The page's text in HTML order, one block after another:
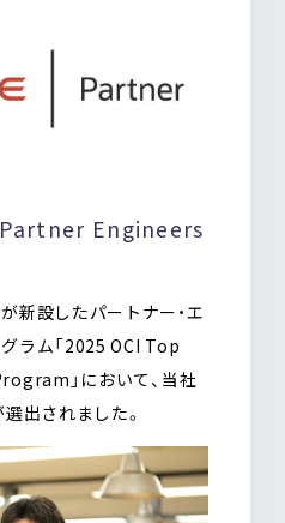
Engineers
新設したパートナー・エ
ラム「2025 OCI Top
」において、当社
出されました。